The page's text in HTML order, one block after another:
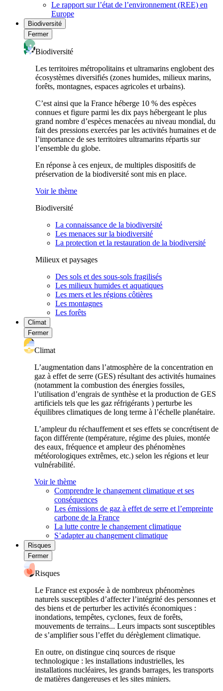
Le rapport sur l’état de l’environnement (REE) en
Europe
Biodiversité
Fermer
Biodiversité
Les territoires métropolitains et ultramarins englobent des
écosystèmes diversifiés (zones humides, milieux marins,
forêts, montagnes, espaces agricoles et urbains).
C’est ainsi que la France héberge 10 % des espèces
connues et figure parmi les dix pays hébergeant le plus
grand nombre d’espèces menacées au niveau mondial, du
fait des pressions exercées par les activités humaines et de
l’importance de ses territoires ultramarins répartis sur
l’ensemble du globe.
En réponse à ces enjeux, de multiples dispositifs de
préservation de la biodiversité sont mis en place.
Voir le thème
Biodiversité
La connaissance de la biodiversité
Les menaces sur la biodiversité
La protection et la restauration de la biodiversité
Milieux et paysages
Des sols et des sous-sols fragilisés
Les milieux humides et aquatiques
Les mers et les régions côtières
Les montagnes
Les forêts
Climat
Fermer
Climat
L’augmentation dans l’atmosphère de la concentration en
gaz à effet de serre (GES) résultant des activités humaines
(notamment la combustion des énergies fossiles,
l’utilisation d’engrais de synthèse et la production de GES
artificiels tels que les gaz réfrigérants ) perturbe les
équilibres climatiques de long terme à l’échelle planétaire.
L’ampleur du réchauffement et ses effets se concrétisent de
façon différente (température, régime des pluies, montée
des eaux, fréquence et ampleur des phénomènes
météorologiques extrêmes, etc.) selon les régions et leur
vulnérabilité.
Voir le thème
Comprendre le changement climatique et ses
conséquences
Les émissions de gaz à effet de serre et l’empreinte
carbone de la France
La lutte contre le changement climatique
S’adapter au changement climatique
Risques
Fermer
Risques
Le France est exposée à de nombreux phénomènes
naturels susceptibles d’affecter l’intégrité des personnes et
des biens et de perturber les activités économiques :
inondations, tempêtes, cyclones, feux de forêts,
mouvements de terrains... Leurs impacts sont susceptibles
de s’amplifier sous l’effet du dérèglement climatique.
En outre, on distingue cinq sources de risque
technologique : les installations industrielles, les
installations nucléaires, les grands barrages, les transports
de matières dangereuses et les sites miniers.